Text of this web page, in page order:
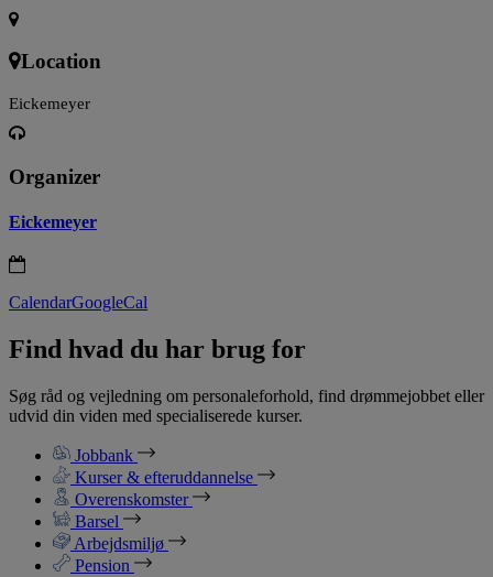
Location
Eickemeyer
Organizer
Eickemeyer
CalendarGoogleCal
Find hvad du har brug for
Søg råd og vejledning om personaleforhold, find drømmejobbet eller
udvid din viden med specialiserede kurser.
Jobbank
Kurser & efteruddannelse
Overenskomster
Barsel
Arbejdsmiljø
Pension